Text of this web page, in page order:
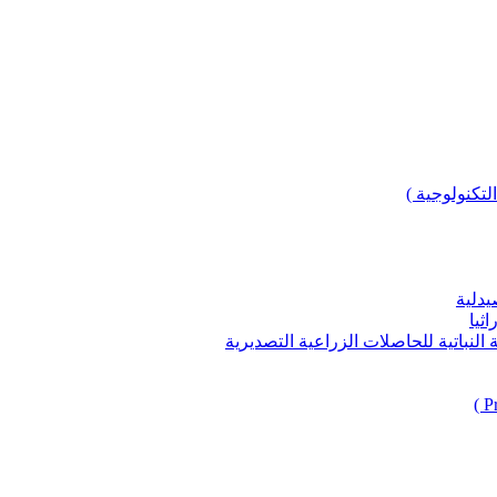
)
للحاصلات الزراعية التصديرية